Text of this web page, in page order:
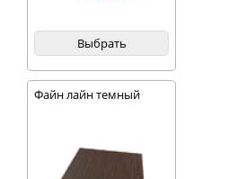
Выбрать
Файн лайн темный